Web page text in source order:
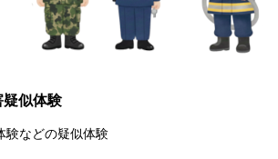
似体験
験などの疑似体験